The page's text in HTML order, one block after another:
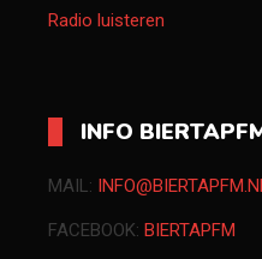
Radio luisteren
INFO
MAIL:
FACEBOOK: BIERTAPFM